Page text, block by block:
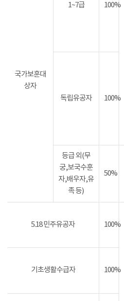
국가보훈대
상자
1~7급 100%
독립유공자 100%
등급 외(무
궁,보국수훈
자,배우자,유
족 등)
50%
5.18 민주유공자 100%
기초생활수급자 100%